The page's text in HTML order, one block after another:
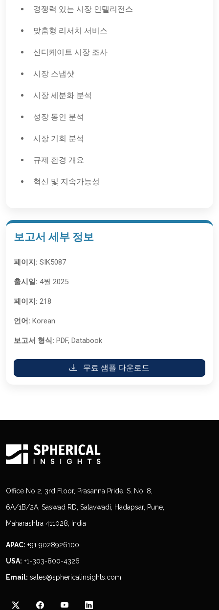
경쟁력 있는 시장 인텔리전스
맞춤형 리서치 서비스
신디케이트 시장 조사
시장 스냅샷
시장 세분화 분석
성장 동인 분석
시장 기회 분석
규제 환경 개요
혁신 및 지속가능성
보고서 세부 정보
페이지: SIK5087
출시일: 4월 2025
페이지: 218
언어: Korean
보고서 형식: PDF, Databook
무료 샘플 다운로드
Office No 2, 3rd Floor, Prasanna Pride, S. No. 8,
6A/1B/2A, Saswad RD, Satavwadi, Hadapsar, Pune,
Maharashtra 411028, India
APAC: +91 9028926100
USA: +1-303-800-4326
Email: sales@sphericalinsights.com